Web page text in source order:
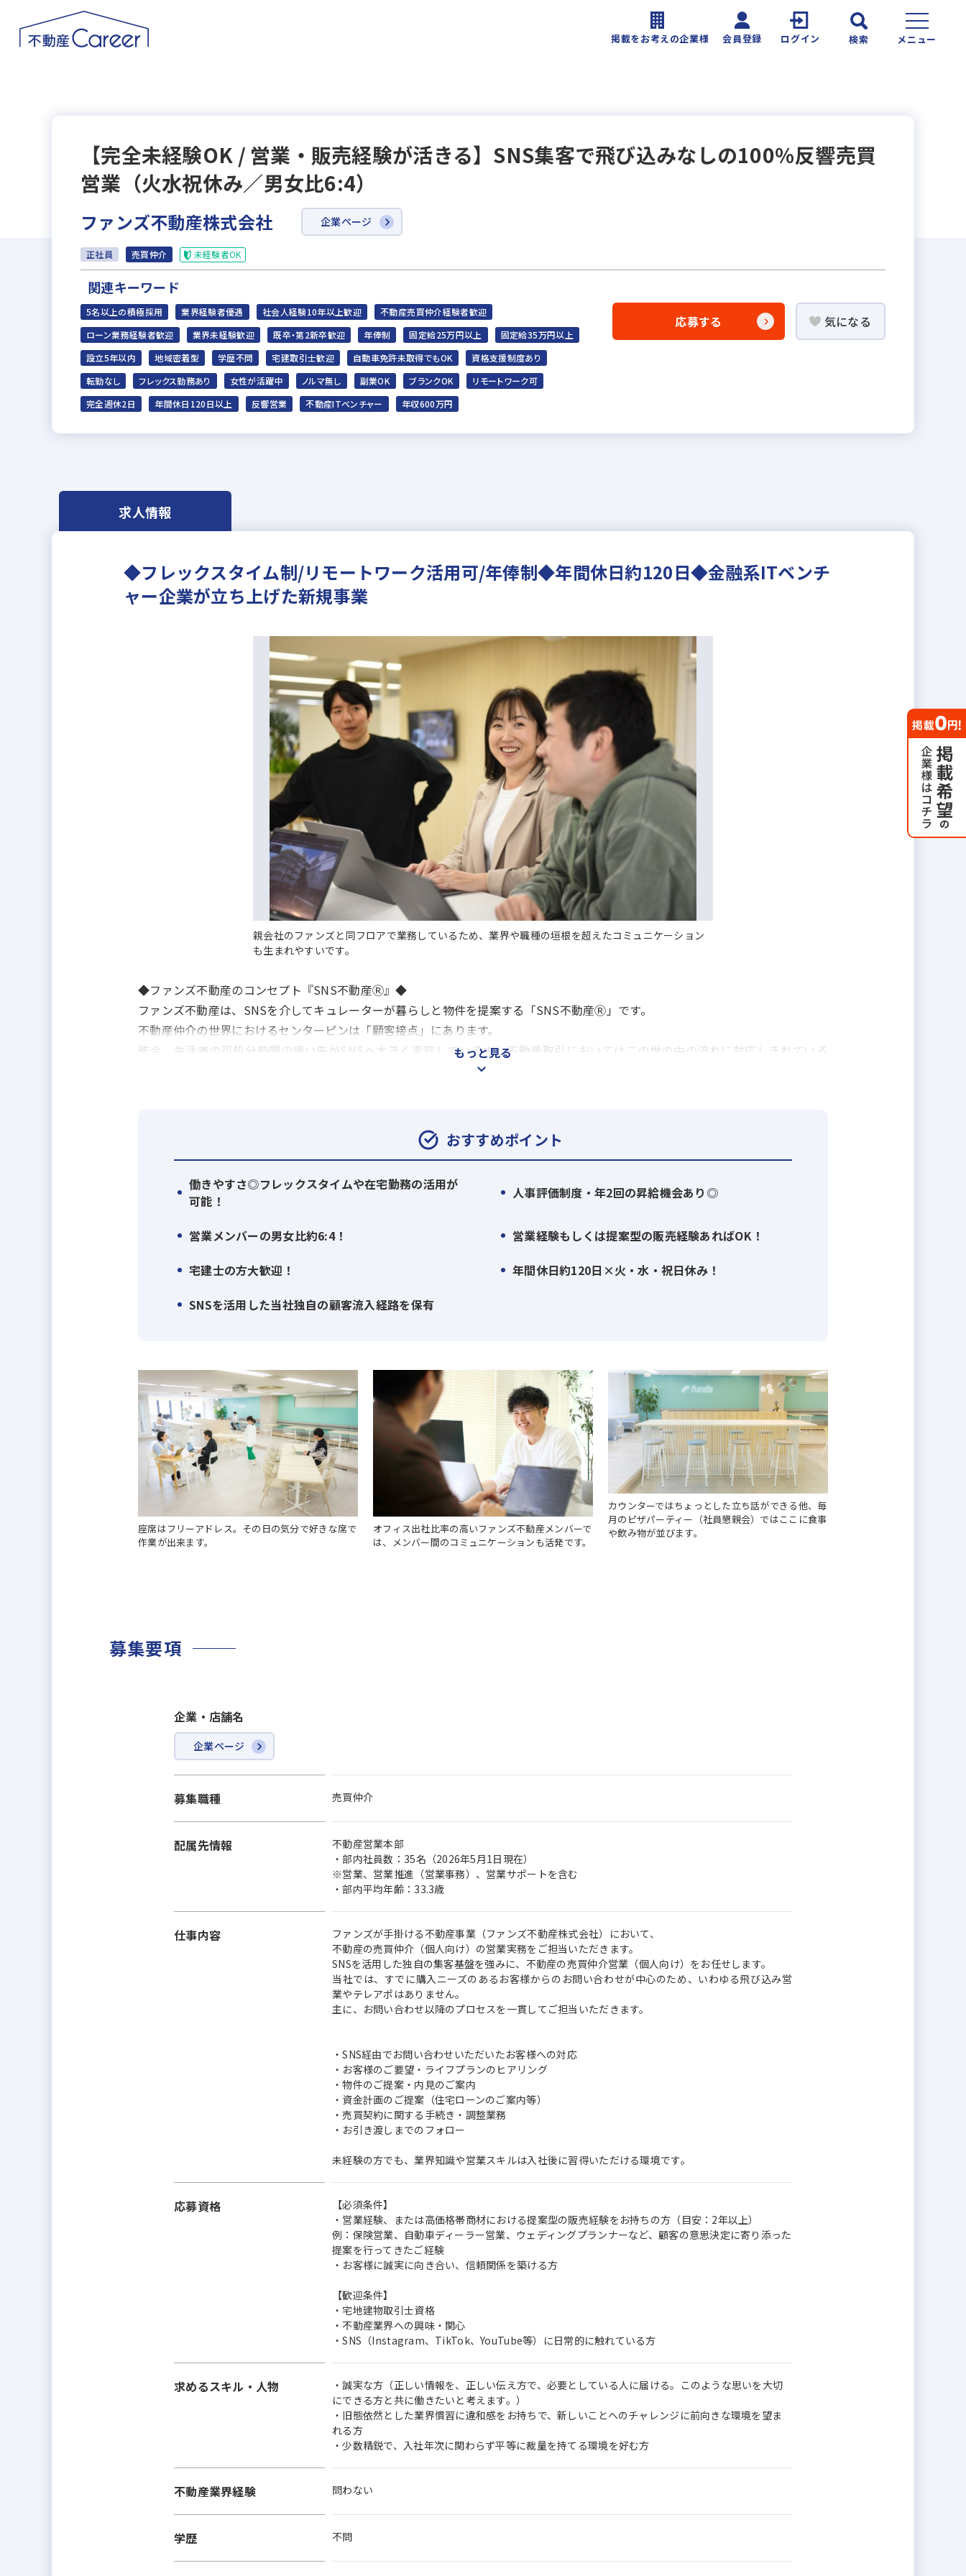
掲載をお考えの企業様 会員登録 ログイン 検索 メニュー
【完全未経験OK / 営業・販売経験が活きる】SNS集客で飛び込みなしの100％反響売買
営業（火水祝休み／男女比6:4）
ファンズ不動産株式会社 企業ページ
正社員 売買仲介 未経験者OK
関連キーワード
5名以上の積極採用 業界経験者優遇 社会人経験10年以上歓迎
不動産売買仲介経験者歓迎
ローン業務経験者歓迎
業界未経験歓迎 既卒・第2新卒歓迎 年俸制 固定給25万円以上
固定給35万円以上
設立5年以内
地域密着型 学歴不問 宅建取引士歓迎 自動車免許未取得でもOK
資格支援制度あり
転勤なし
フレックス勤務あり 女性が活躍中 ノルマ無し 副業OK ブランクOK
リモートワーク可
完全週休2日
年間休日120日以上 反響営業 不動産ITベンチャー 年収600万円
応募する 気になる
求人情報
◆フレックスタイム制/リモートワーク活用可/年俸制◆年間休日約120日◆金融系ITベンチ
ャー企業が立ち上げた新規事業
親会社のファンズと同フロアで業務しているため、業界や職種の垣根を超えたコミュニケーション
も生まれやすいです。
◆ファンズ不動産のコンセプト『SNS不動産Ⓡ』◆
ファンズ不動産は、SNSを介してキュレーターが暮らしと物件を提案する「SNS不動産Ⓡ」です。
不動産仲介の世界におけるセンターピンは「顧客接点」にあります。
昨今、生活者の可処分時間の使い先がSNSへ大きく変容している中、不動産取引においてはこの世の中の流れに対応しきれている
※「SNS不動産」はファンズ株式会社の登録商標です。
◆ファンズ不動産の仕組み：インフルエンサーを介したP2C（Person to Consumer）型の不動産仲介◆
親会社であるファンズ株式会社が事業運営で培ってきた、インフルエンサー及び不動産会社とのリレーションを活かした仕組みで
ら、キュレーター（インフルエンサー）と連携し、訴求内容や訴求方法について議論。情報が揃ったらキュレーターがSNS上で物
投稿された物件に興味を持ったお客様へ、ファンズ不動産の営業担当が物件のご案内をします。
ファンズ不動産は、2023年5月からテスト運用を開始したばかりのスタートして間もない事業です。事業開始から約1年かけて根幹
となるサービスの仕組み作りを行ってきました。
今後の更なる価値向上・事業成長に向けて、例えば、提携するキュレーター（インフルエンサー）のバリエーション拡大、海外顧客
に向けた不動産仲介事業、新規サービス開発等、実現したい構想が複数あります。これらの実現には「人」の力が必要です。ぜひこ
の挑戦に力を貸していただきたいと思います。
もっと見る
おすすめポイント
働きやすさ◎フレックスタイムや在宅勤務の活用が
可能！
人事評価制度・年2回の昇給機会あり◎
営業メンバーの男女比約6:4！
営業経験もしくは提案型の販売経験あればOK！
宅建士の方大歓迎！
年間休日約120日×火・水・祝日休み！
SNSを活用した当社独自の顧客流入経路を保有
座席はフリーアドレス。その日の気分で好きな席で
作業が出来ます。
オフィス出社比率の高いファンズ不動産メンバーで
は、メンバー間のコミュニケーションも活発です。
カウンターではちょっとした立ち話ができる他、毎
月のピザパーティー（社員懇親会）ではここに食事
や飲み物が並びます。
募集要項
企業・店舗名
企業ページ
募集職種 売買仲介
配属先情報
不動産営業本部
・部内社員数：35名（2026年5月1日現在）
※営業、営業推進（営業事務）、営業サポートを含む
・部内平均年齢：33.3歳
仕事内容
ファンズが手掛ける不動産事業（ファンズ不動産株式会社）において、
不動産の売買仲介（個人向け）の営業実務をご担当いただきます。
SNSを活用した独自の集客基盤を強みに、不動産の売買仲介営業（個人向け）をお任せします。
当社では、すでに購入ニーズのあるお客様からのお問い合わせが中心のため、いわゆる飛び込み営
業やテレアポはありません。
主に、お問い合わせ以降のプロセスを一貫してご担当いただきます。
・SNS経由でお問い合わせいただいたお客様への対応
・お客様のご要望・ライフプランのヒアリング
・物件のご提案・内見のご案内
・資金計画のご提案（住宅ローンのご案内等）
・売買契約に関する手続き・調整業務
・お引き渡しまでのフォロー
未経験の方でも、業界知識や営業スキルは入社後に習得いただける環境です。
応募資格
【必須条件】
・営業経験、または高価格帯商材における提案型の販売経験をお持ちの方（目安：2年以上）
例：保険営業、自動車ディーラー営業、ウェディングプランナーなど、顧客の意思決定に寄り添った
提案を行ってきたご経験
・お客様に誠実に向き合い、信頼関係を築ける方
【歓迎条件】
・宅地建物取引士資格
・不動産業界への興味・関心
・SNS（Instagram、TikTok、YouTube等）に日常的に触れている方
求めるスキル・人物
・誠実な方（正しい情報を、正しい伝え方で、必要としている人に届ける。このような思いを大切
にできる方と共に働きたいと考えます。）
・旧態依然とした業界慣習に違和感をお持ちで、新しいことへのチャレンジに前向きな環境を望ま
れる方
・少数精鋭で、入社年次に関わらず平等に裁量を持てる環境を好む方
不動産業界経験 問わない
学歴 不問